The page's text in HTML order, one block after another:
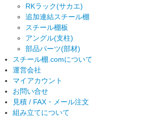
RKラック(サカエ)
追加連結スチール棚
スチール棚板
アングル(支柱)
部品パーツ(部材)
スチール棚.comについて
運営会社
マイアカウント
お問い合せ
見積 / FAX・メール注文
組み立てについて